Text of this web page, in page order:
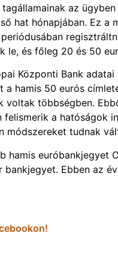
tagállamainak az
hat hónapjában. Ez a
le, és főleg 20 és 50
Központi Bank
a hamis 50 eurós
voltak többségben.
felismerik a hatóságok
módszereket tudnak
hamis
Ebben az